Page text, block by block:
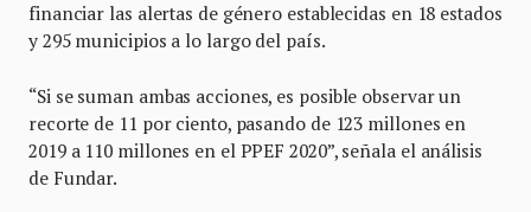
financiar las alertas de género establecidas en 18 estados
y 295 municipios a lo largo del país.
“Si se suman ambas acciones, es posible observar un
recorte de 11 por ciento, pasando de 123 millones en
2019 a 110 millones en el PPEF 2020”, señala el análisis
de Fundar.